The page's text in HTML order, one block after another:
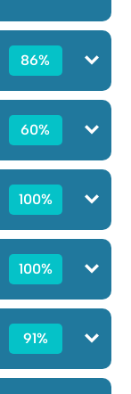
86%
60%
100%
100%
91%